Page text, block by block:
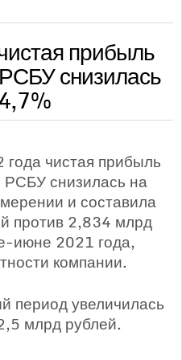
прибыль
снизилась
чистая прибыль
снизилась на
и составила
против 2,834 млрд
июне 2021 года,
компании.
период увеличилась
млрд рублей.